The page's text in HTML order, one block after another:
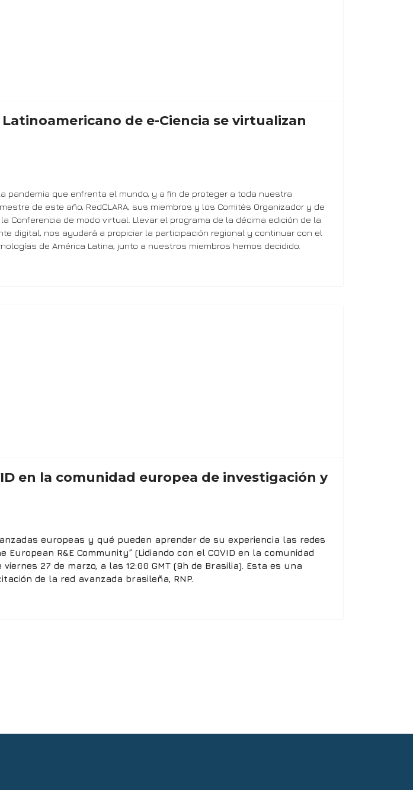
Latinoamericano de e-Ciencia se virtualizan
pandemia que enfrenta el mundo, y a fin de proteger a toda nuestra
de este año, RedCLARA, sus miembros y los Comités Organizador y de
Conferencia de modo virtual. Llevar el programa de la décima edición de la
digital, nos ayudará a propiciar la participación regional y continuar con el
de América Latina, junto a nuestros miembros hemos decidido.
en la comunidad europea de investigación y
europeas y qué pueden aprender de su experiencia las redes
R&E Community” (Lidiando con el COVID en la comunidad
27 de marzo, a las 12:00 GMT (9h de Brasilia). Esta es una
de la red avanzada brasileña, RNP.